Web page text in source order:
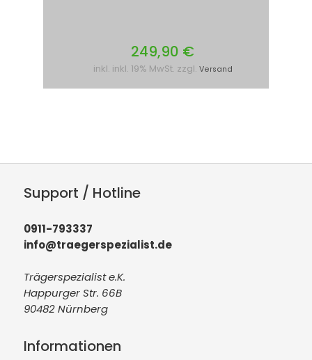
249,90 €
inkl. inkl. 19% MwSt. zzgl. Versand
Support / Hotline
0911-793337
info@traegerspezialist.de
Trägerspezialist e.K.
Happurger Str. 66B
90482 Nürnberg
Informationen